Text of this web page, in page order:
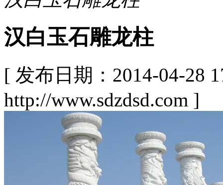
汉白玉石雕龙柱
[ 发布日期：2014-04-28
http://www.sdzdsd.com ]